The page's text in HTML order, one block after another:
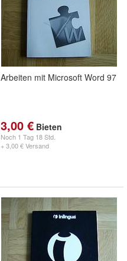
Arbeiten mit Microsoft Word 97
3,00 € Bieten
Noch 1 Tag 18 Std.
+ 3,00 € Versand